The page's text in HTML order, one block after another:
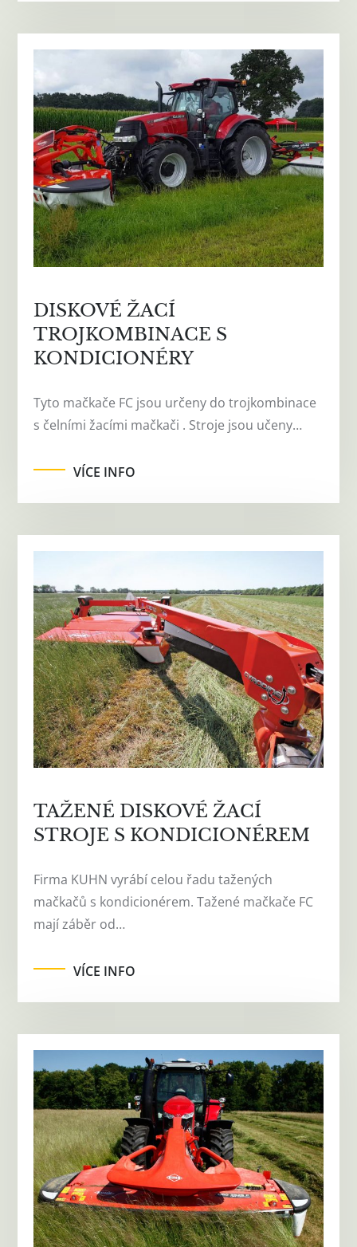
DISKOVÉ ŽACÍ
TROJKOMBINACE S
KONDICIONÉRY
Tyto mačkače FC jsou určeny do trojkombinace
s čelními žacími mačkači . Stroje jsou učeny…
VÍCE INFO
TAŽENÉ DISKOVÉ ŽACÍ
STROJE S KONDICIONÉREM
Firma KUHN vyrábí celou řadu tažených
mačkačů s kondicionérem. Tažené mačkače FC
mají záběr od…
VÍCE INFO